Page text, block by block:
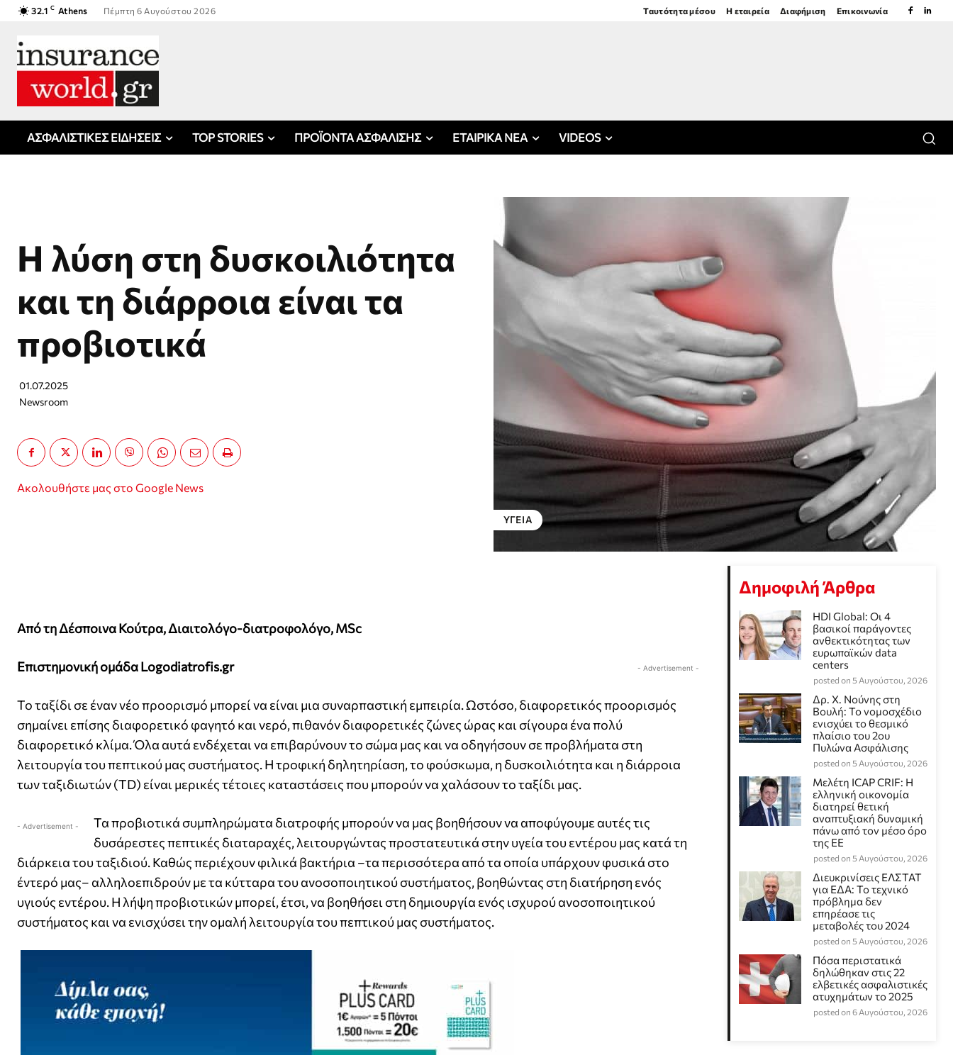
32.1 C Athens Πέμπτη 6 Αυγούστου 2026 Ταυτότητα μέσου Η εταιρεία Διαφήμιση Επικοινωνία
ΑΣΦΑΛΙΣΤΙΚΕΣ ΕΙΔΗΣΕΙΣ TOP STORIES ΠΡΟΪΟΝΤΑ ΑΣΦΑΛΙΣΗΣ ΕΤΑΙΡΙΚΑ ΝΕΑ VIDEOS
Η λύση στη δυσκοιλιότητα
και τη διάρροια είναι τα
προβιοτικά
01.07.2025
Newsroom
Ακολουθήστε μας στο Google News
ΥΓΕΊΑ
Από τη Δέσποινα Κούτρα, Διαιτολόγο-διατροφολόγο, MSc
- Advertisement -
Επιστημονική ομάδα Logodiatrofis.gr
Το ταξίδι σε έναν νέο προορισμό μπορεί να είναι μια συναρπαστική εμπειρία. Ωστόσο, διαφορετικός προορισμός
σημαίνει επίσης διαφορετικό φαγητό και νερό, πιθανόν διαφορετικές ζώνες ώρας και σίγουρα ένα πολύ
διαφορετικό κλίμα. Όλα αυτά ενδέχεται να επιβαρύνουν το σώμα μας και να οδηγήσουν σε προβλήματα στη
λειτουργία του πεπτικού μας συστήματος. Η τροφική δηλητηρίαση, το φούσκωμα, η δυσκοιλιότητα και η διάρροια
των ταξιδιωτών (TD) είναι μερικές τέτοιες καταστάσεις που μπορούν να χαλάσουν το ταξίδι μας.
- Advertisement -
Τα προβιοτικά συμπληρώματα διατροφής μπορούν να μας βοηθήσουν να αποφύγουμε αυτές τις
δυσάρεστες πεπτικές διαταραχές, λειτουργώντας προστατευτικά στην υγεία του εντέρου μας κατά τη
διάρκεια του ταξιδιού. Καθώς περιέχουν φιλικά βακτήρια –τα περισσότερα από τα οποία υπάρχουν φυσικά στο
έντερό μας– αλληλοεπιδρούν με τα κύτταρα του ανοσοποιητικού συστήματος, βοηθώντας στη διατήρηση ενός
υγιούς εντέρου. Η λήψη προβιοτικών μπορεί, έτσι, να βοηθήσει στη δημιουργία ενός ισχυρού ανοσοποιητικού
συστήματος και να ενισχύσει την ομαλή λειτουργία του πεπτικού μας συστήματος.
Δημοφιλή Άρθρα
HDI Global: Οι 4
βασικοί παράγοντες
ανθεκτικότητας των
ευρωπαϊκών data
centers
posted on 5 Αυγούστου, 2026
Δρ. Χ. Νούνης στη
Βουλή: Το νομοσχέδιο
ενισχύει το θεσμικό
πλαίσιο του 2ου
Πυλώνα Ασφάλισης
posted on 5 Αυγούστου, 2026
Μελέτη ICAP CRIF: Η
ελληνική οικονομία
διατηρεί θετική
αναπτυξιακή δυναμική
πάνω από τον μέσο όρο
της ΕΕ
posted on 5 Αυγούστου, 2026
Διευκρινίσεις ΕΛΣΤΑΤ
για ΕΔΑ: Το τεχνικό
πρόβλημα δεν
επηρέασε τις
μεταβολές του 2024
posted on 5 Αυγούστου, 2026
Πόσα περιστατικά
δηλώθηκαν στις 22
ελβετικές ασφαλιστικές
ατυχημάτων το 2025
posted on 6 Αυγούστου, 2026